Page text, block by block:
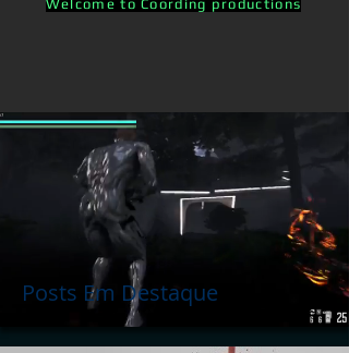
Welcome to Coording productions
Posts Em Destaque